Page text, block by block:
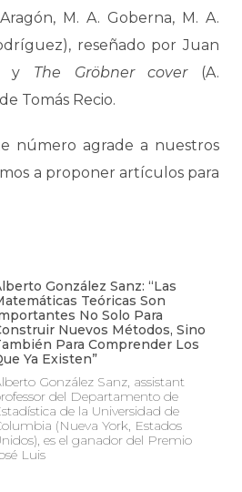
M. A. Goberna, M. A.
reseñado por Juan
y The Gröbner cover(A.
Tomás Recio.
número agrade a nuestros
a proponer artículos para
González Sanz: “Las
Teóricas Son
No Solo Para
Nuevos Métodos, Sino
Para Comprender Los
Ya Existen”
González Sanz, assistant
del Departamento de
de la Universidad de
(Nueva York, Estados
es el ganador del Premio
Luis